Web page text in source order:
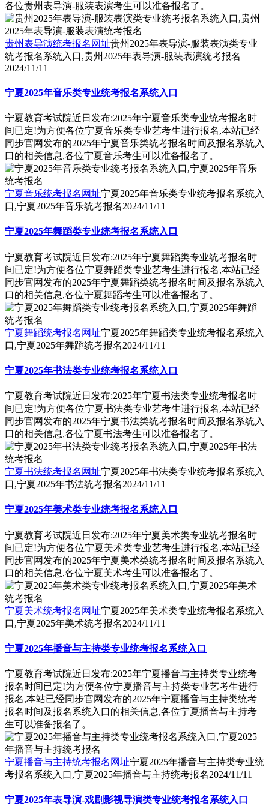
各位贵州表导演-服装表演考生可以准备报名了。
贵州表导演统考报名网址贵州2025年表导演-服装表演类专业
统考报名系统入口,贵州2025年表导演-服装表演统考报名
2024/11/11
宁夏2025年音乐类专业统考报名系统入口
宁夏教育考试院近日发布:2025年宁夏音乐类专业统考报名时
间已定!为方便各位宁夏音乐类专业艺考生进行报名,本站已经
同步官网发布的2025年宁夏音乐类统考报名时间及报名系统入
口的相关信息,各位宁夏音乐考生可以准备报名了。
宁夏音乐统考报名网址宁夏2025年音乐类专业统考报名系统入
口,宁夏2025年音乐统考报名2024/11/11
宁夏2025年舞蹈类专业统考报名系统入口
宁夏教育考试院近日发布:2025年宁夏舞蹈类专业统考报名时
间已定!为方便各位宁夏舞蹈类专业艺考生进行报名,本站已经
同步官网发布的2025年宁夏舞蹈类统考报名时间及报名系统入
口的相关信息,各位宁夏舞蹈考生可以准备报名了。
宁夏舞蹈统考报名网址宁夏2025年舞蹈类专业统考报名系统入
口,宁夏2025年舞蹈统考报名2024/11/11
宁夏2025年书法类专业统考报名系统入口
宁夏教育考试院近日发布:2025年宁夏书法类专业统考报名时
间已定!为方便各位宁夏书法类专业艺考生进行报名,本站已经
同步官网发布的2025年宁夏书法类统考报名时间及报名系统入
口的相关信息,各位宁夏书法考生可以准备报名了。
宁夏书法统考报名网址宁夏2025年书法类专业统考报名系统入
口,宁夏2025年书法统考报名2024/11/11
宁夏2025年美术类专业统考报名系统入口
宁夏教育考试院近日发布:2025年宁夏美术类专业统考报名时
间已定!为方便各位宁夏美术类专业艺考生进行报名,本站已经
同步官网发布的2025年宁夏美术类统考报名时间及报名系统入
口的相关信息,各位宁夏美术考生可以准备报名了。
宁夏美术统考报名网址宁夏2025年美术类专业统考报名系统入
口,宁夏2025年美术统考报名2024/11/11
宁夏2025年播音与主持类专业统考报名系统入口
宁夏教育考试院近日发布:2025年宁夏播音与主持类专业统考
报名时间已定!为方便各位宁夏播音与主持类专业艺考生进行
报名,本站已经同步官网发布的2025年宁夏播音与主持类统考
报名时间及报名系统入口的相关信息,各位宁夏播音与主持考
生可以准备报名了。
宁夏播音与主持统考报名网址宁夏2025年播音与主持类专业统
考报名系统入口,宁夏2025年播音与主持统考报名2024/11/11
宁夏2025年表导演-戏剧影视导演类专业统考报名系统入口